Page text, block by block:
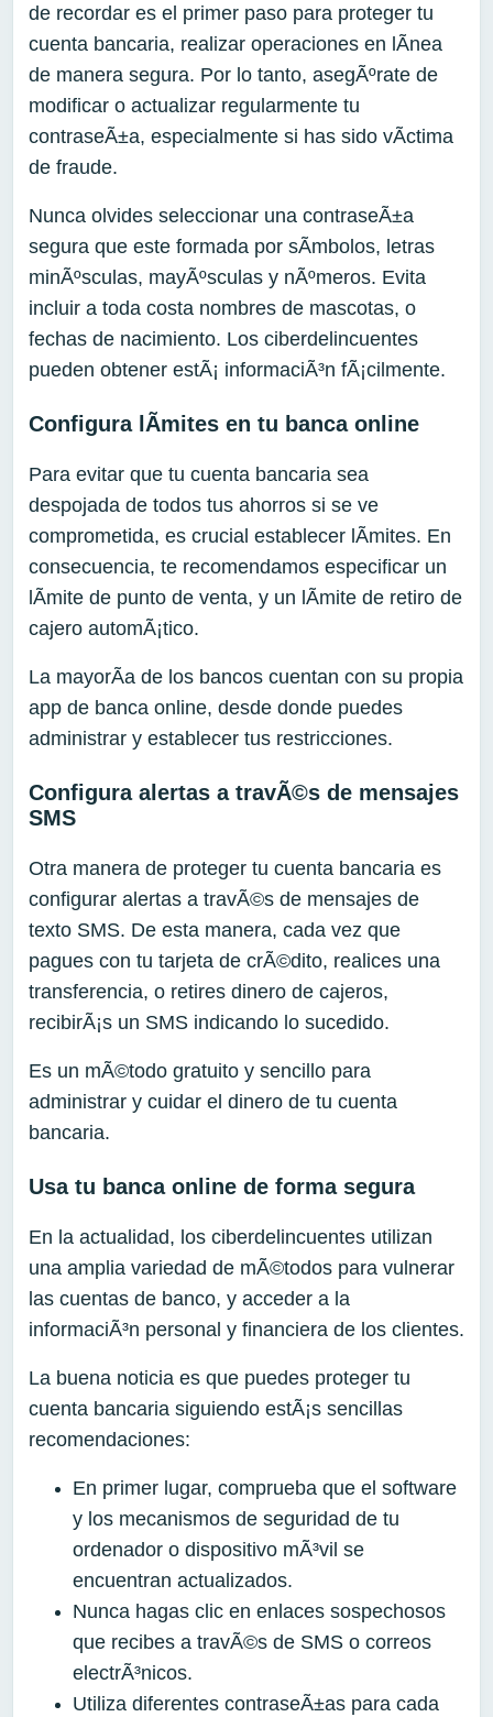
de recordar es el primer paso para proteger tu
cuenta bancaria, realizar operaciones en lÃ­nea
de manera segura. Por lo tanto, asegÃºrate de
modificar o actualizar regularmente tu
contraseÃ±a, especialmente si has sido vÃ­ctima
de fraude.
Nunca olvides seleccionar una contraseÃ±a
segura que este formada por sÃ­mbolos, letras
minÃºsculas, mayÃºsculas y nÃºmeros. Evita
incluir a toda costa nombres de mascotas, o
fechas de nacimiento. Los ciberdelincuentes
pueden obtener estÃ¡ informaciÃ³n fÃ¡cilmente.
Configura lÃ­mites en tu banca online
Para evitar que tu cuenta bancaria sea
despojada de todos tus ahorros si se ve
comprometida, es crucial establecer lÃ­mites. En
consecuencia, te recomendamos especificar un
lÃ­mite de punto de venta, y un lÃ­mite de retiro de
cajero automÃ¡tico.
La mayorÃ­a de los bancos cuentan con su propia
app de banca online, desde donde puedes
administrar y establecer tus restricciones.
Configura alertas a travÃ©s de mensajes
SMS
Otra manera de proteger tu cuenta bancaria es
configurar alertas a travÃ©s de mensajes de
texto SMS. De esta manera, cada vez que
pagues con tu tarjeta de crÃ©dito, realices una
transferencia, o retires dinero de cajeros,
recibirÃ¡s un SMS indicando lo sucedido.
Es un mÃ©todo gratuito y sencillo para
administrar y cuidar el dinero de tu cuenta
bancaria.
Usa tu banca online de forma segura
En la actualidad, los ciberdelincuentes utilizan
una amplia variedad de mÃ©todos para vulnerar
las cuentas de banco, y acceder a la
informaciÃ³n personal y financiera de los clientes.
La buena noticia es que puedes proteger tu
cuenta bancaria siguiendo estÃ¡s sencillas
recomendaciones:
En primer lugar, comprueba que el software
y los mecanismos de seguridad de tu
ordenador o dispositivo mÃ³vil se
encuentran actualizados.
Nunca hagas clic en enlaces sospechosos
que recibes a travÃ©s de SMS o correos
electrÃ³nicos.
Utiliza diferentes contraseÃ±as para cada